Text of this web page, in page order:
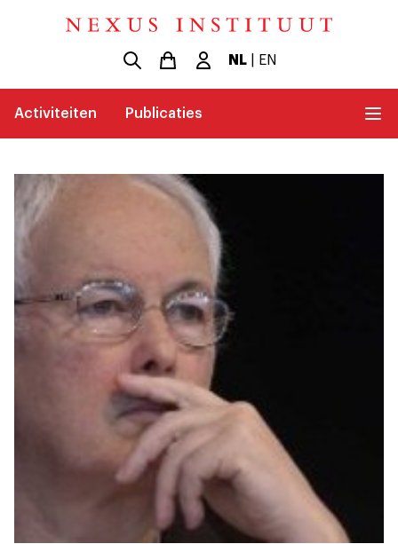
NL| EN
Activiteiten Publicaties